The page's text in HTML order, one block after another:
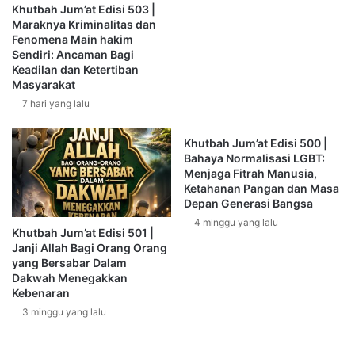
Khotib juga mengkritik respon orang tua yang terburu-
buru melapor ke polisi serta aksi mogok sekolah yang
dilakukan siswa lain sebagai bentuk protes dianggap tidak
tepat. Solidaritas seharusnya tidak membela kesalahan
yang jelas melanggar peraturan sekolah dan perundang-
menekankan bahwa kasus semacam ini lebih baik
diselesaikan melalui mediasi. Pada akhirnya, masalah ini
terselesaikan secara damai dan kepala sekolah kembali
bertugas.
Betapa terbaliknya zaman! Dahulu guru dihormati, kini guru
dihujat. Dahulu pendidikan mendidik manusia, kini ia
seringkali hanya menjadi urusan administrasi dan citra.
Inilah satu di antara tanda-tanda kematian pendidikan di
S
a
n
t
r
l
H
u
n
a
J
o
n
g
g
Khutbah Jum’at Edisi 503 |
Maraknya Kriminalitas dan
Fenomena Main hakim
Sendiri: Ancaman Bagi
Keadilan dan Ketertiban
Masyarakat
7 hari yang lalu
Khutbah Jum’at Edisi 501 |
Janji Allah Bagi Orang Orang
yang Bersabar Dalam
Dakwah Menegakkan
Kebenaran
3 minggu yang lalu
Khutbah Jum’at Edisi 500 |
Bahaya Normalisasi LGBT:
Menjaga Fitrah Manusia,
Ketahanan Pangan dan Masa
Depan Generasi Bangsa
4 minggu yang lalu